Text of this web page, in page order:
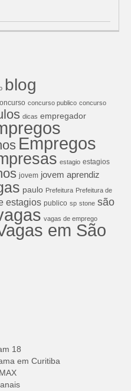
blog
concurso publico concurso
dicas empregador
Empregos
estagio estagios
jovem jovem aprendiz
paulo Prefeitura Prefeitura de
estagios publico sp stone são
vagas de emprego
em São
18
em Curitiba